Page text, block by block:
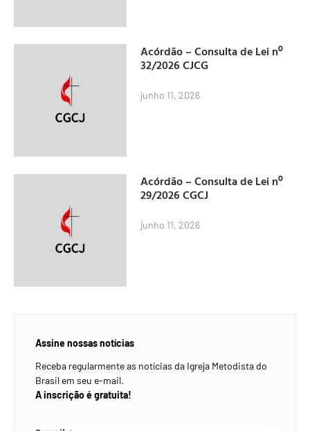
Acórdão – Consulta de Lei nº
32/2026 CJCG
junho 11, 2026
Acórdão – Consulta de Lei nº
29/2026 CGCJ
junho 11, 2026
Assine nossas notícias
Receba regularmente as notícias da Igreja Metodista do
Brasil em seu e-mail.
A inscrição é gratuita!